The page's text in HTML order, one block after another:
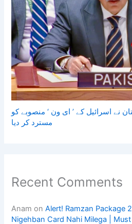
نے اسرائیل کے ’ ای ون ‘ منصوبے کو
مسترد کر دیا
Recent Comments
Anam onAlert! Ramzan Package
Nigehban Card Nahi Milega | Must